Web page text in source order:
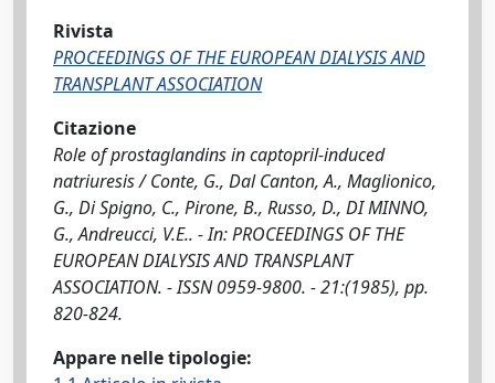
Rivista
PROCEEDINGS OF THE EUROPEAN DIALYSIS AND
TRANSPLANT ASSOCIATION
Citazione
Role of prostaglandins in captopril-induced
natriuresis / Conte, G., Dal Canton, A., Maglionico,
G., Di Spigno, C., Pirone, B., Russo, D., DI MINNO,
G., Andreucci, V.E.. - In: PROCEEDINGS OF THE
EUROPEAN DIALYSIS AND TRANSPLANT
ASSOCIATION. - ISSN 0959-9800. - 21:(1985), pp.
820-824.
Appare nelle tipologie: